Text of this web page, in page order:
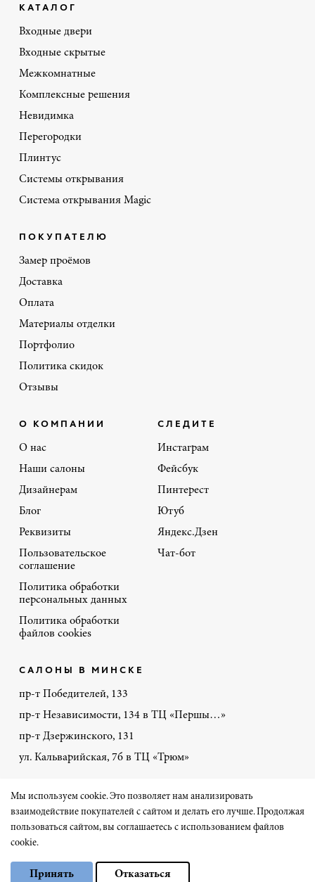
КАТАЛОГ
Входные двери
Входные скрытые
Межкомнатные
Комплексные решения
Невидимка
Перегородки
Плинтус
Системы открывания
Система открывания Magic
ПОКУПАТЕЛЮ
Замер проёмов
Доставка
Оплата
Материалы отделки
Портфолио
Политика скидок
Отзывы
О КОМПАНИИ
О нас
Наши салоны
Дизайнерам
Блог
Реквизиты
Пользовательское
соглашение
Политика обработки
персональных данных
Политика обработки
файлов cookies
СЛЕДИТЕ
Инстаграм
Фейсбук
Пинтерест
Ютуб
Яндекс.Дзен
Чат-бот
САЛОНЫ В МИНСКЕ
пр-т Победителей, 133
пр-т Независимости, 134 в ТЦ «Першы…»
пр-т Дзержинского, 131
ул. Кальварийская, 7б в ТЦ «Трюм»
+375 44 770-86-48
© Порте-Ричи 2026
Сайт разработал «Чеширский Кот» на 1С-Битрикс
Мы используем cookie. Это позволяет нам анализировать
взаимодействие покупателей с сайтом и делать его лучше. Продолжая
пользоваться сайтом, вы соглашаетесь с использованием файлов
cookie.
Минимальные
Принять Отказаться